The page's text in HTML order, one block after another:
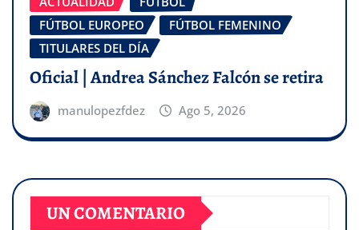
FÚTBOL EUROPEO
FÚTBOL FEMENINO
TITULARES DEL DÍA
Oficial | Andrea Sánchez Falcón se retira
manulopezfdez Ago 5, 2026
UN COMENTARIO